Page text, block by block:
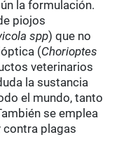
la formulación.
piojos
spp) que no
(Chorioptes
veterinarios
la sustancia
el mundo, tanto
se emplea
contra plagas